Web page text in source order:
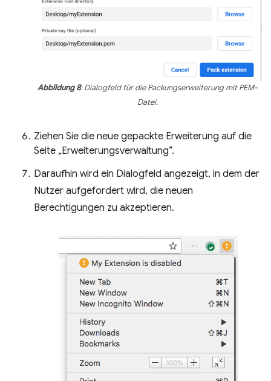
Abbildung 8: Dialogfeld für die Packungserweiterung mit PEM-
Datei.
Ziehen Sie die neue gepackte Erweiterung auf die
Seite „Erweiterungsverwaltung“.
Daraufhin wird ein Dialogfeld angezeigt, in dem der
Nutzer aufgefordert wird, die neuen
Berechtigungen zu akzeptieren.